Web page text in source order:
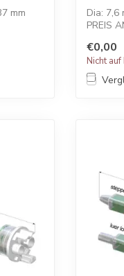
mm
Dia: 7,6
PREIS
€0,00
Nicht